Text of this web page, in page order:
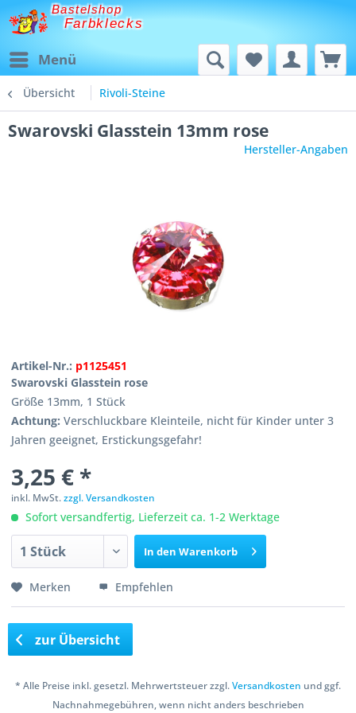
Bastelshop
Farbklecks
Menü
Übersicht Rivoli-Steine
Swarovski Glasstein 13mm rose
Hersteller-Angaben
Artikel-Nr.: p1125451
Swarovski Glasstein rose
Größe 13mm, 1 Stück
Achtung: Verschluckbare Kleinteile, nicht für Kinder unter 3
Jahren geeignet, Erstickungsgefahr!
3,25 € *
inkl. MwSt.zzgl. Versandkosten
Sofort versandfertig, Lieferzeit ca. 1-2 Werktage
In den Warenkorb
Merken Empfehlen
zur Übersicht
* Alle Preise inkl. gesetzl. Mehrwertsteuer zzgl.Versandkosten und ggf.
Nachnahmegebühren, wenn nicht anders beschrieben